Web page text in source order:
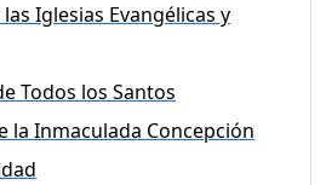
Iglesias Evangélicas y
Todos los Santos
la Inmaculada Concepción